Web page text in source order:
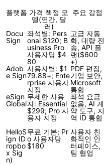
플랫폼 가격 책정 모
델(연간, 달
러)
주요 강점
Docu
Sign
좌석별: Pers
onal $120; B
usiness Pro
사용자당 $4
80
고급 자동
화, 대량 전
송, API 플
랜($600
+)
Adob
e Sign
사용자별: $1
79.88+; Ente
rprise 사용자
지정
PDF 편집,
기업 보안,
Microsoft
통합
eSign
Global
무제한 사용
자: Essential
$299; Pro 사
용자 지정
좌석 요금
없음, AI 계
약 도구, 지
역 ID 통합
HelloS
ign (D
ropbo
x Sig
n)
무료 기본; Pr
o 사용자당
$180
사용자 친
화적인 인
터페이스,
팀 협업